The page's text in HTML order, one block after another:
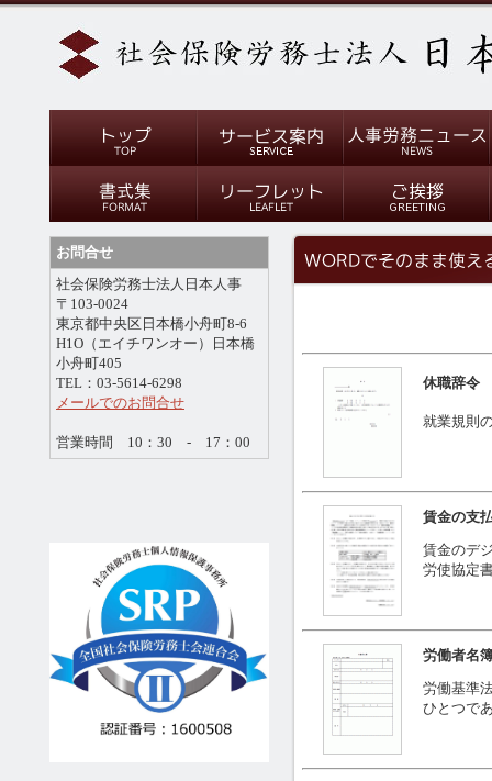
休職辞令
就業規則
賃金の支
賃金のデ
労使協定
労働者名
労働基準
ひとつで
お問合せ
社会保険労務士法人日本人事
〒103-0024
東京都中央区日本橋小舟町8-6
H1O（エイチワンオー）日本橋
小舟町405
TEL：03-5614-6298
メールでのお問合せ
営業時間 10：30 - 17：00